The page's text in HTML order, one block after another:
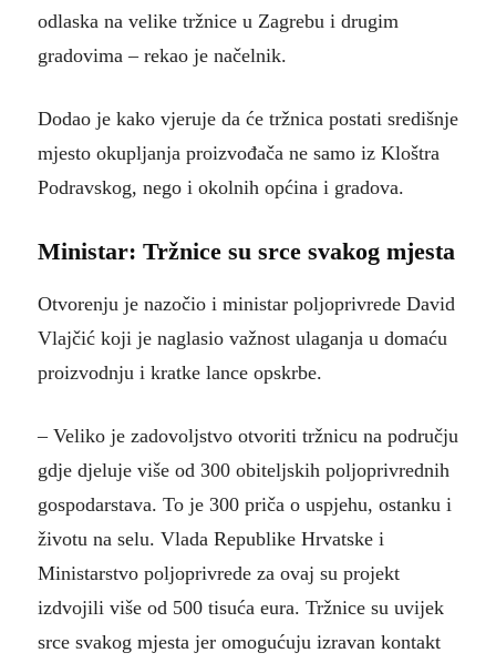
odlaska na velike tržnice u Zagrebu i drugim
gradovima – rekao je načelnik.
Dodao je kako vjeruje da će tržnica postati središnje
mjesto okupljanja proizvođača ne samo iz Kloštra
Podravskog, nego i okolnih općina i gradova.
Ministar: Tržnice su srce svakog mjesta
Otvorenju je nazočio i ministar poljoprivrede David
Vlajčić koji je naglasio važnost ulaganja u domaću
proizvodnju i kratke lance opskrbe.
– Veliko je zadovoljstvo otvoriti tržnicu na području
gdje djeluje više od 300 obiteljskih poljoprivrednih
gospodarstava. To je 300 priča o uspjehu, ostanku i
životu na selu. Vlada Republike Hrvatske i
Ministarstvo poljoprivrede za ovaj su projekt
izdvojili više od 500 tisuća eura. Tržnice su uvijek
srce svakog mjesta jer omogućuju izravan kontakt